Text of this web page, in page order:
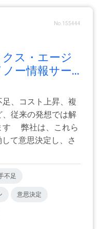
No.155444
ス・エージ
ー情報サー...
、コスト上昇、複
従来の発想では解
す 弊社は、これら
て意思決定し、さ
不足
意思決定